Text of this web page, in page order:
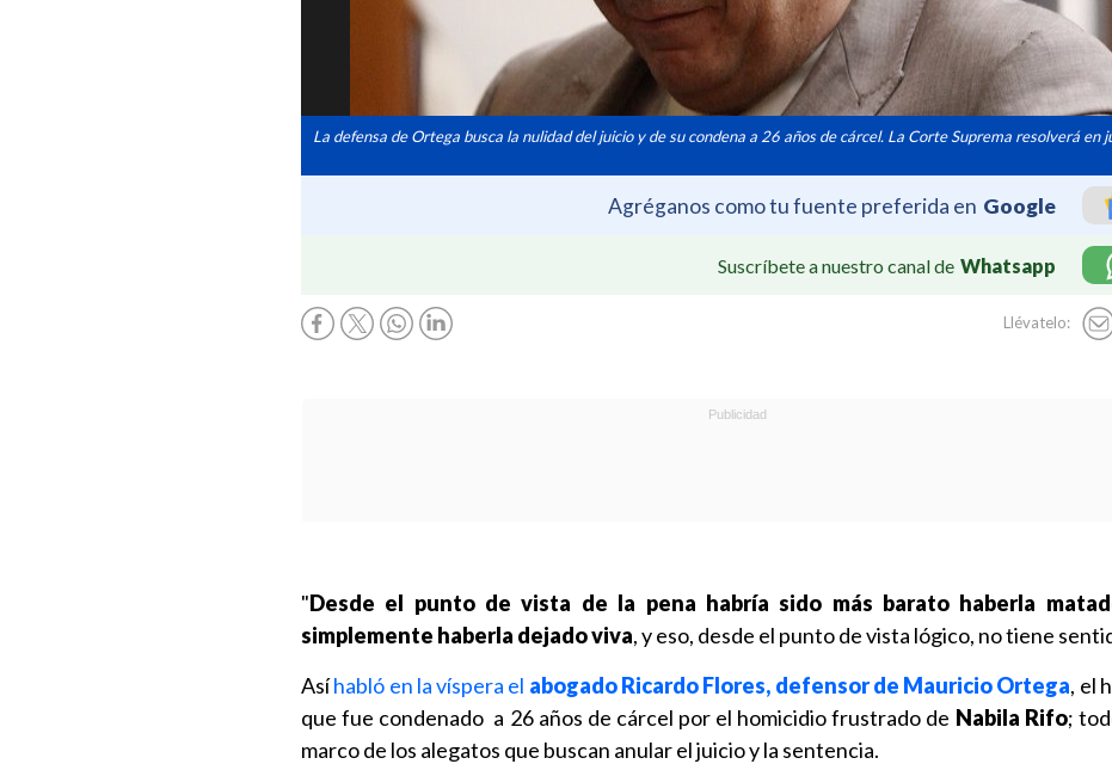
La defensa de Ortega busca la nulidad del juicio y de su condena a 26 años de cárcel. La Corte Suprema resolverá en
Agréganos como tu fuente preferida en Google
Suscríbete a nuestro canal de Whatsapp
Llévatelo:
"Desde el punto de vista de la pena habría sido más barato haberla
simplemente haberla dejado viva, y eso, desde el punto de vista lógico, no tiene
Asíhabló en la víspera el abogado Ricardo Flores, defensor de Mauricio Ortega, el
que fue condenado a 26 años de cárcel por el homicidio frustrado de Nabila Rifo;
marco de los alegatos que buscan anular el juicio y la sentencia.